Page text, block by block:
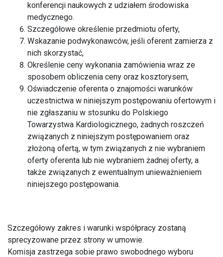
konferencji naukowych z udziałem środowiska
medycznego.
Szczegółowe określenie przedmiotu oferty,
Wskazanie podwykonawców, jeśli oferent zamierza z
nich skorzystać,
Określenie ceny wykonania zamówienia wraz ze
sposobem obliczenia ceny oraz kosztorysem,
Oświadczenie oferenta o znajomości warunków
uczestnictwa w niniejszym postępowaniu ofertowym i
nie zgłaszaniu w stosunku do Polskiego
Towarzystwa Kardiologicznego, żadnych roszczeń
związanych z niniejszym postępowaniem oraz
złożoną ofertą, w tym związanych z nie wybraniem
oferty oferenta lub nie wybraniem żadnej oferty, a
także związanych z ewentualnym unieważnieniem
niniejszego postępowania.
Szczegółowy zakres i warunki współpracy zostaną
sprecyzowane przez strony w umowie.
Komisja zastrzega sobie prawo swobodnego wyboru